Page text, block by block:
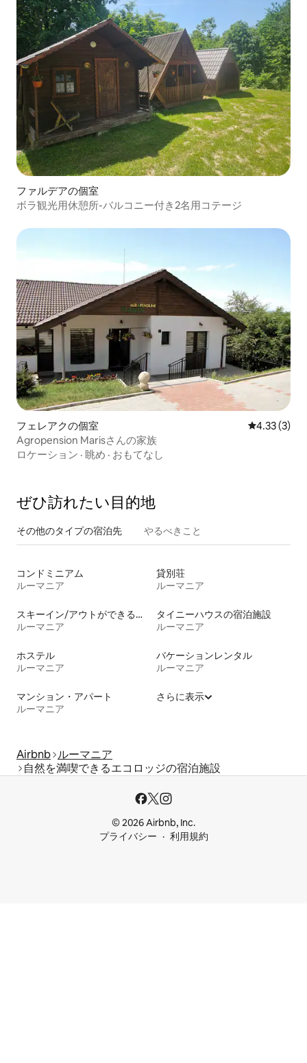
ファルデアの個室
ボラ観光用休憩所-バルコニー付き2名用コテージ
フェレアクの個室 レビュー3
4.33 (3)
Agropension Marisさんの家族
ロケーション · 眺め · おもてなし
ぜひ訪⁠れ⁠た⁠い目⁠的⁠地
その他のタ⁠イ⁠プ⁠の宿⁠泊⁠先 やるべきこと
コンドミニアム
ルーマニア
貸別荘
ルーマニア
スキーイン/アウトができる宿泊先
ルーマニア
タイニーハウスの宿泊施設
ルーマニア
ホステル
ルーマニア
バケーションレンタル
ルーマニア
マンション・アパート
ルーマニア
さらに表示
Airbnb ルーマニア
自然を満喫できるエコロッジの宿泊施設
© 2026 Airbnb, Inc.
プライバシー
利用規約